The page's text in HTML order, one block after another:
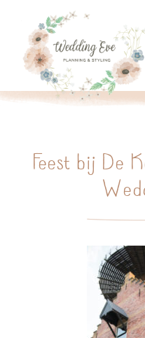
main
content
primary
sidebar
Wedding
Weddingplanner,
ceremoniemeester
Feest bij De